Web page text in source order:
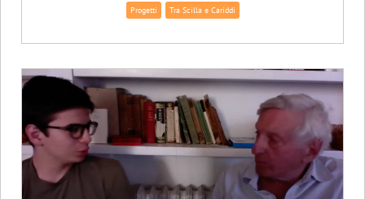
Progetti Tra Scilla e Cariddi